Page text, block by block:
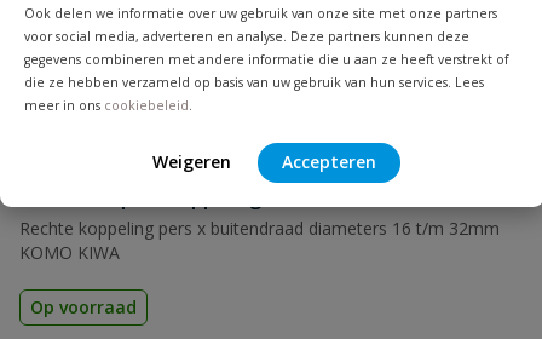
Ook delen we informatie over uw gebruik van onze site met onze partners
voor social media, adverteren en analyse. Deze partners kunnen deze
gegevens combineren met andere informatie die u aan ze heeft verstrekt of
die ze hebben verzameld op basis van uw gebruik van hun services. Lees
meer in ons cookiebeleid.
Weigeren Accepteren
Beoordeling
Beoordeling versturen
Rechte koppeling pers x buitendraad diameters 16 t/m 32mm
KOMO KIWA
Op voorraad